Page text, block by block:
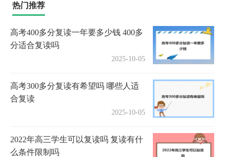
热门推荐
高考400多分复读一年要多少钱 400多
分适合复读吗
2025-10-05
高考300多分复读有希望吗 哪些人适
合复读
2025-10-05
2022年高三学生可以复读吗 复读有什
么条件限制吗